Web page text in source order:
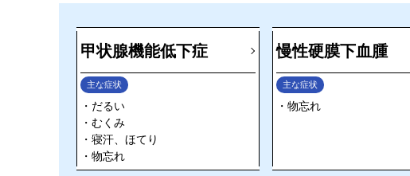
甲状腺機能低下症
主な症状
だるい
むくみ
寝汗、ほてり
物忘れ
慢性硬膜下血腫
主な症状
物忘れ